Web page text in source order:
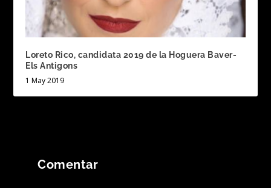
Loreto Rico, candidata 2019 de la Hoguera Baver-
Els Antigons
1 May 2019
Comentar